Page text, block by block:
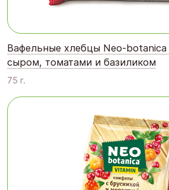
Вафельные хлебцы Neo-
сыром, томатами и базиликом
75 г.